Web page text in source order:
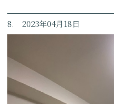
8. 2023年04月18日